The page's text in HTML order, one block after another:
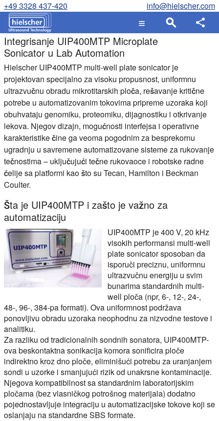
+49 3328 437-420 info@hielscher.com
Integrisanje UIP400MTP Microplate
Sonicator u Lab Automation
Hielscher UIP400MTP multi-well plate sonicator je
projektovan specijalno za visoku propusnost, uniformnu
ultrazvučnu obradu mikrotitarskih ploča, rešavanje kritične
potrebe u automatizovanim tokovima pripreme uzoraka koji
obuhvataju genomiku, proteomiku, dijagnostiku i otkrivanje
lekova. Njegov dizajn, mogućnosti interfejsa i operativne
karakteristike čine ga veoma pogodnim za besprekornu
ugradnju u savremene automatizovane sisteme za rukovanje
tečnostima – uključujući tečne rukovaoce i robotske radne
ćelije sa platformi kao što su Tecan, Hamilton i Beckman
Coulter.
Šta je UIP400MTP i zašto je važno za
automatizaciju
UIP400MTP je 400 V, 20 kHz
visokih performansi multi-well
plate sonicator sposoban da
isporuči preciznu, uniformnu
ultrazvučnu energiju u svim
bunarima standardnih multi-
well ploča (npr, 6-, 12-, 24-,
48-, 96-, 384-pa formati). Ova uniformnost podržava
ponovljivu obradu uzoraka neophodnu za nizvodne testove i
analitiku.
Za razliku od tradicionalnih sondnih sonatora, UIP400MTP-
ova beskontaktna sonikacija komora sonificira ploče
indirektno kroz dno ploče, eliminišući potrebu za uranjanjem
sondi u uzorke i smanjujući rizik od unakrsne kontaminacije.
Njegova kompatibilnost sa standardnim laboratorijskim
pločama (bez vlasničkog potrošnog materijala) dodatno
pojednostavljuje integraciju u automatizacijske tokove koji se
oslanjaju na standardne SBS formate.